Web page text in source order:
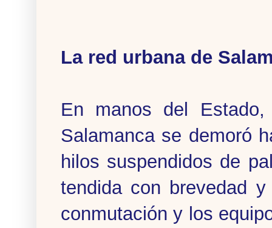
La red urbana de
En manos del
Salamanca se demoró
hilos suspendidos de
tendida con brevedad
conmutación y los